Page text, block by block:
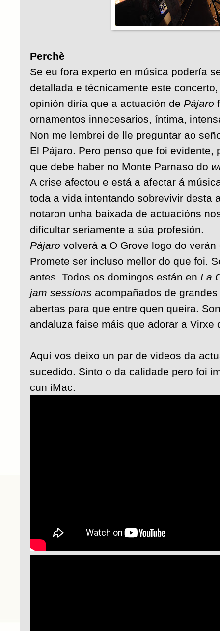
Perchè
Se eu fora experto en música podería
detallada e técnicamente este
opinión diría que a actuación de Pájaro
ornamentos innecesarios, íntima,
Non me lembrei de lle preguntar ao
El Pájaro. Pero penso que foi evidente,
que debe haber no Monte Parnaso do
A crise afectou e está a afectar á
toda a vida intentando sobrevivir desta
notaron unha baixada de actuacións
dificultar seriamente a súa profesión.
Pájaro volverá a O Grove logo do
Promete ser incluso mellor do que foi.
antes. Todos os domingos están en La
jam sessions acompañados de
abertas para que entre quen queira.
andaluza faise máis que adorar a Virxe
Aquí vos deixo un par de videos da
sucedido. Sinto o da calidade pero foi
cun iMac.